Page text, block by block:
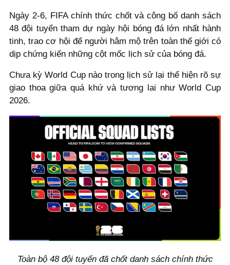
Ngày 2-6, FIFA chính thức chốt và công bố danh sách
48 đội tuyển tham dự ngày hội bóng đá lớn nhất hành
tinh, trao cơ hội để người hâm mộ trên toàn thế giới có
dịp chứng kiến những cột mốc lịch sử của bóng đá.
Chưa kỳ World Cup nào trong lịch sử lại thể hiện rõ sự
giao thoa giữa quá khứ và tương lai như World Cup
2026.
Toàn bộ 48 đội tuyển đã chốt danh sách chính thức